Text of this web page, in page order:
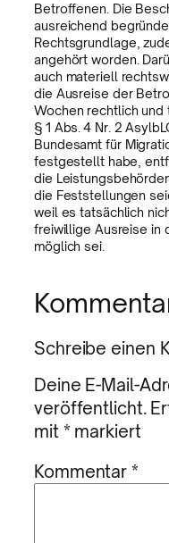
Betroffenen. Die
ausreichend
Rechtsgrundlage,
angehört worden.
auch materiell
die Ausreise der
Wochen rechtlich
§ 1 Abs. 4 Nr. 2
Bundesamt für
festgestellt habe,
die
die Feststellungen
weil es tatsächlich
freiwillige Ausreise in
möglich sei.
Schreibe einen
Deine E-Mail-
veröffentlicht.
mit * markiert
Kommentar*